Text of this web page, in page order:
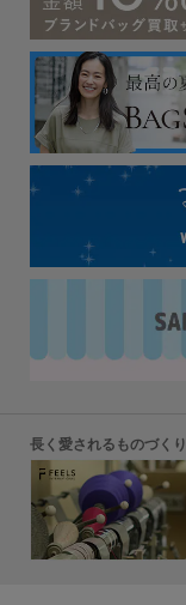
長く愛されるものづくり